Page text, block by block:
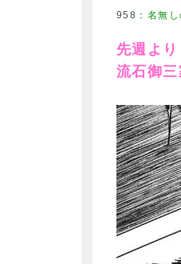
958 ： 名無
先週よ
流石御